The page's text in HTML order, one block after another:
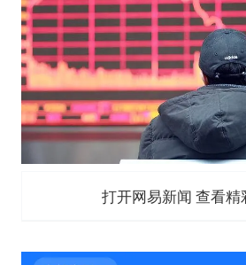
无锡降雨
打开网易新闻 查看精